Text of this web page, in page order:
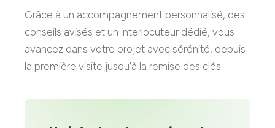
Grâce à un accompagnement personnalisé, des
conseils avisés et un interlocuteur dédié, vous
avancez dans votre projet avec sérénité, depuis
la première visite jusqu’à la remise des clés.